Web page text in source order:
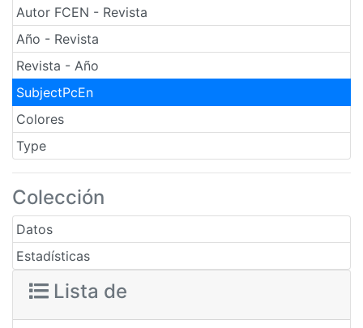
Autor FCEN - Revista
Año - Revista
Revista - Año
SubjectPcEn
Colores
Type
Colección
Datos
Estadísticas
Lista de